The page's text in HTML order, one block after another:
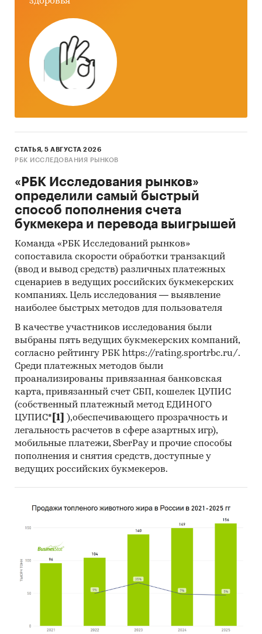
посылки
Оборудование почтовых организаций:
машины для обвязки и упаковки
постпакетов, пачек газет и журналов,
почтово-кассовые терминалы, почтовые
тележки, фискальные контрольно-кассовые
Объекты почтовой связи: доставочные
участки, магистральные сортировочные
центры, отделения перевозки почты,
почтамты
Транспорт почтовых организаций:
автомобили, почтовые вагоны
В обзоре отдельные показатели
детализированы по регионам страны.
Приведены финансовые рейтинги
крупнейших предприятий отрасли:Арвато
рус, Бета про, Главный центр специальной
связи, Дальавиаэкспресс, ДПД рус, КС
холдинговая компания, КСЭ, Курьер-Регион
Столица, Курьер-Регион, Курьер-Экспресс,
Оксенд, Почта Крыма, Почта России, СДЭК-
Глобал, СДЭК-Закамье, Сервис дистанционной
торговли, Сити Рапид, ТНТ Экспресс Уорлдуайд
(СНГ), Фрейт Линк, Юнайтед Парсел Сервис
(рус).
При подготовке обзора используется
официальная статистика и собранные
данные.
Федеральная налоговая служба
Министерство цифрового развития, связи и
Информация, собранная BusinesStat:
почтовых и курьерских услуг
СТАТЬЯ, 5 АВГУСТА 2026
РБК ИССЛЕДОВАНИЯ РЫНКОВ
«РБК Исследования рынков»
определили самый быстрый
способ пополнения счета
букмекера и перевода выигрышей
Команда «РБК Исследований рынков»
сопоставила скорости обработки транзакций
(ввод и вывод средств) различных платежных
сценариев в ведущих российских букмекерских
компаниях. Цель исследования — выявление
наиболее быстрых методов для пользователя
В качестве участников исследования были
выбраны пять ведущих букмекерских компаний,
согласно рейтингу РБК https://rating.sportrbc.ru/.
Среди платежных методов были
проанализированы привязанная банковская
карта, привязанный счет СБП, кошелек ЦУПИС
(собственный платежный метод ЕДИНОГО
ЦУПИС* [1]
),обеспечивающего прозрачность и
легальность расчетов в сфере азартных игр),
мобильные платежи, SberPay и прочие способы
пополнения и снятия средств, доступные у
ведущих российских букмекеров.